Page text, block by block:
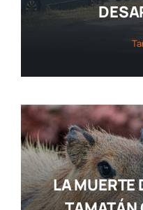
LA MUERTE